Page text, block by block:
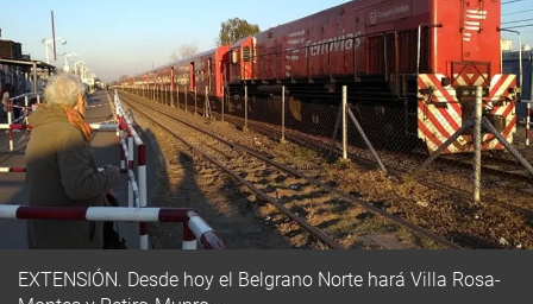
EXTENSIÓN. Desde hoy el Belgrano Norte hará Villa Rosa-